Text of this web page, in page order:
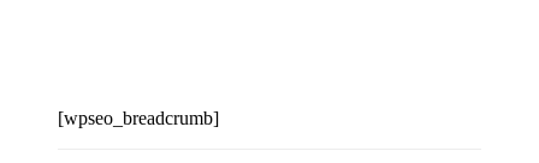
[wpseo_breadcrumb]